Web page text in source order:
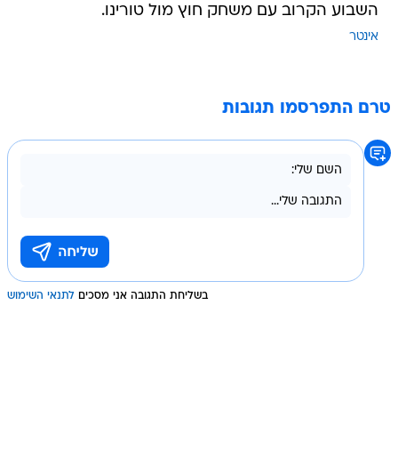
השבוע הקרוב עם משחק חוץ מול טורינו.
אינטר
טרם התפרסמו תגובות
בשליחת התגובה אני מסכים לתנאי השימוש